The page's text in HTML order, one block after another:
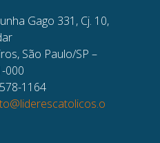
Gago 331, Cj. 10,
São Paulo/SP –
000
1164